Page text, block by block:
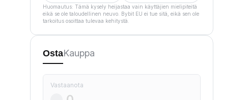
Huomautus: Tämä kysely heijastaa vain käyttäjien mielipiteitä
eikä se ole taloudellinen neuvo. Bybit EU ei tue sitä, eikä sen ole
tarkoitus osoittaa tulevaa kehitystä.
OstaKauppa
Vastaanota